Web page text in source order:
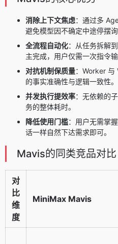
消除上下文焦虑：通过多
避免模型因不确定中途停摆询
全流程自动化：从任务拆解
主完成，用户仅需一次指令输
对抗机制保质量：Worker 与
的事实准确性与逻辑一致性。
并发执行提效率：无依赖的
务的整体耗时。
降低使用门槛：用户无需掌
话一样自然下达需求即可。
Mavis的同类竞品对比
对
比
维
度
MiniMax Mavis